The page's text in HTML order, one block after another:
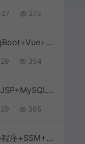
273
基于SpringBoot+Vue+MySQL前后端分离的信息技术知识竞赛系统(附论文)
354
基于SSM+JSP+MySQL+Bootstrap的仓库物流信息管理系统
385
基于微信小程序+SSM+MySQL的健身私教预约房小程序(附论文)